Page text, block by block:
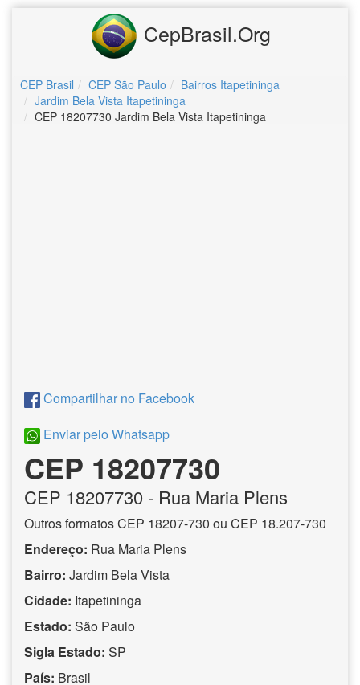
CepBrasil.Org
CEP Brasil CEP São Paulo
Bairros Itapetininga
Jardim Bela Vista Itapetininga
CEP 18207730 Jardim Bela Vista Itapetininga
Compartilhar no Facebook
Enviar pelo Whatsapp
CEP 18207730
CEP 18207730 - Rua Maria Plens
Outros formatos CEP 18207-730 ou CEP 18.207-730
Endereço: Rua Maria Plens
Bairro: Jardim Bela Vista
Cidade: Itapetininga
Estado: São Paulo
Sigla Estado: SP
País: Brasil